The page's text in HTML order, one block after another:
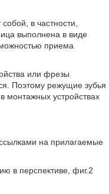
в частности,
выполнена в виде
приема
или фрезы
Поэтому режущие зубья
монтажных устройствах
на прилагаемые
в перспективе, фиг.2